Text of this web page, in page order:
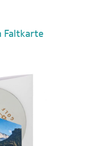
Faltkarte